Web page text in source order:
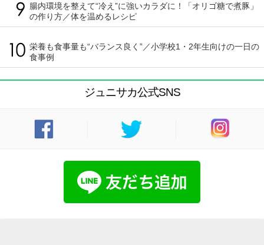
腸内環境を整えて“冷え”に強いカラダに！「オリゴ糖で煮豚」
の作り方／体を温めるレシピ
栄養も食事量も“バランス良く”／小学校1・2年生向けの一日の
食事例
ジュニサカ公式SNS